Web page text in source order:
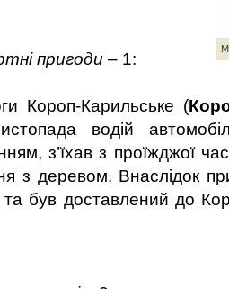
пригоди – 1:
Короп-Карильське (
водій
з’їхав з проїжджої
з деревом. Внаслідок
був доставлений до